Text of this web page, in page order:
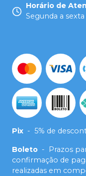
Horário de
Segunda a
Pix - 5% de
Boleto -
Prazos
confirmação de
realizadas em